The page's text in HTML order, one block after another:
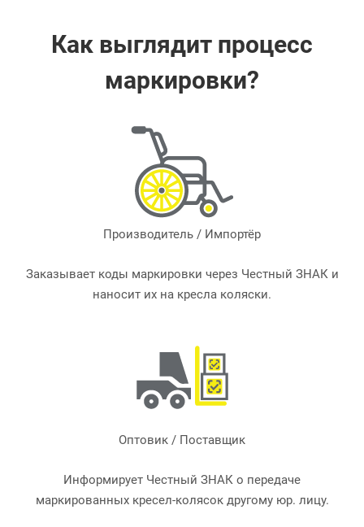
Как выглядит процесс
маркировки?
Производитель / Импортёр
Заказывает коды маркировки через Честный ЗНАК и
наносит их на кресла коляски.
Оптовик / Поставщик
Информирует Честный ЗНАК о передаче
маркированных кресел-колясок другому юр. лицу.